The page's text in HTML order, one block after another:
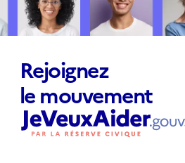
Rejoignez
le mouvement